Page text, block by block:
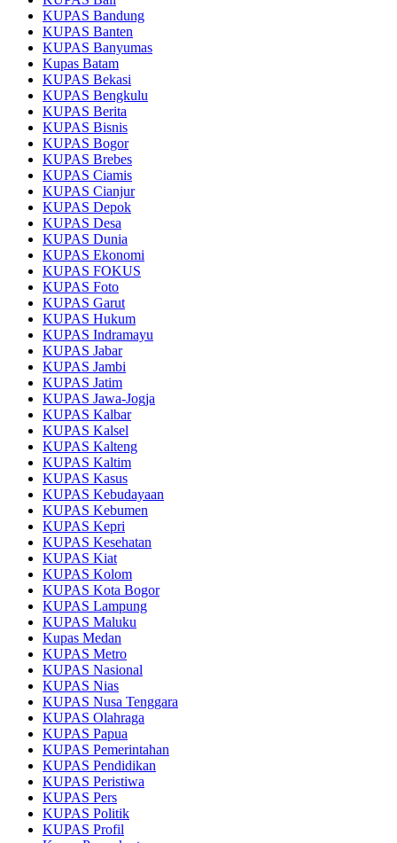
KUPAS Bandung
KUPAS Banten
KUPAS Banyumas
Kupas Batam
KUPAS Bekasi
KUPAS Bengkulu
KUPAS Berita
KUPAS Bisnis
KUPAS Bogor
KUPAS Brebes
KUPAS Ciamis
KUPAS Cianjur
KUPAS Depok
KUPAS Desa
KUPAS Dunia
KUPAS Ekonomi
KUPAS FOKUS
KUPAS Foto
KUPAS Garut
KUPAS Hukum
KUPAS Indramayu
KUPAS Jabar
KUPAS Jambi
KUPAS Jatim
KUPAS Jawa-Jogja
KUPAS Kalbar
KUPAS Kalsel
KUPAS Kalteng
KUPAS Kaltim
KUPAS Kasus
KUPAS Kebudayaan
KUPAS Kebumen
KUPAS Kepri
KUPAS Kesehatan
KUPAS Kiat
KUPAS Kolom
KUPAS Kota Bogor
KUPAS Lampung
KUPAS Maluku
Kupas Medan
KUPAS Metro
KUPAS Nasional
KUPAS Nias
KUPAS Nusa Tenggara
KUPAS Olahraga
KUPAS Papua
KUPAS Pemerintahan
KUPAS Pendidikan
KUPAS Peristiwa
KUPAS Pers
KUPAS Politik
KUPAS Profil